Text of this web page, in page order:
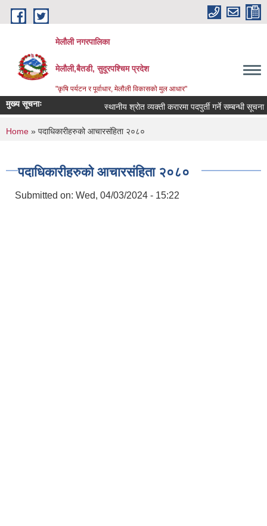
Skip to main content
मेलौली नगरपालिका
मेलौली,बैतडी, सुदूरपश्‍चिम प्रदेश
"कृषि पर्यटन र पूर्वाधार, मेलौली विकासको मुल आधार"
मुख्य सूचनाः स्थानीय श्रोत व्यक्ती करारमा पदपुर्ती गर्ने सम्बन्धी सूचना ।
You are here
Home » पदाधिकारीहरुको आचारसंहिता २०८०
पदाधिकारीहरुको आचारसंहिता २०८०
Submitted on: Wed, 04/03/2024 - 15:22